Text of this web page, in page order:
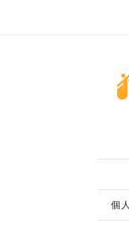
個